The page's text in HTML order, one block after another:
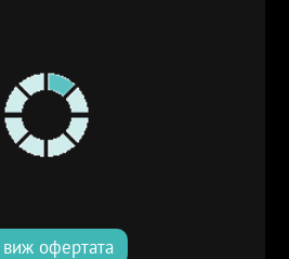
виж офертата